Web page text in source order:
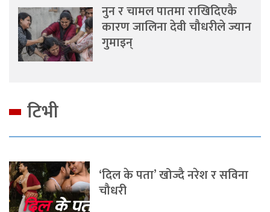
नुन र चामल पातमा राखिदिएकै
कारण जालिना देवी चौधरीले ज्यान
गुमाइन्
टिभी
‘दिल के पता’ खोज्दै नरेश र सविना
चौधरी